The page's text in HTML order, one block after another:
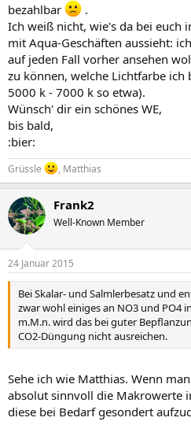
bezahlbar
.
Ich weiß nicht, wie's da bei euch
mit Aqua-Geschäften aussieht:
auf jeden Fall vorher ansehen
zu können, welche Lichtfarbe
5000 k - 7000 k so etwa).
Wünsch' dir ein schönes WE,
bis bald,
:bier:
Grüssle , Matthias
Frank2
Well-Known Member
24 Januar 2015
Bei Skalar- und Salmlerbesatz und
zwar wohl einiges an NO3 und PO4
m.M.n. wird das bei guter
CO2-Düngung nicht ausreichen.
Sehe ich wie Matthias. Wenn
absolut sinnvoll die Makrowerte
diese bei Bedarf gesondert